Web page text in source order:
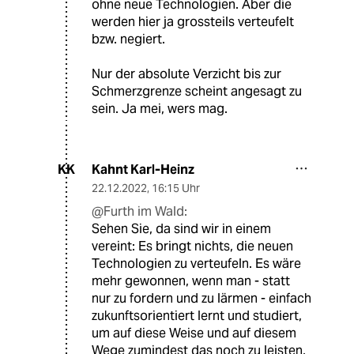
ohne neue Technologien. Aber die
werden hier ja grossteils verteufelt
bzw. negiert.
Nur der absolute Verzicht bis zur
Schmerzgrenze scheint angesagt zu
sein. Ja mei, wers mag.
KK Kahnt Karl-Heinz
22.12.2022, 16:15 Uhr
@Furth im Wald:
Sehen Sie, da sind wir in einem
vereint: Es bringt nichts, die neuen
Technologien zu verteufeln. Es wäre
mehr gewonnen, wenn man - statt
nur zu fordern und zu lärmen - einfach
zukunftsorientiert lernt und studiert,
um auf diese Weise und auf diesem
Wege zumindest das noch zu leisten,